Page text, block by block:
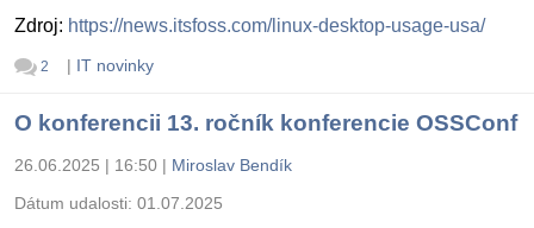
Zdroj: https://news.itsfoss.com/linux-desktop-usage-usa/
2 | IT novinky
O konferencii 13. ročník konferencie OSSConf
26.06.2025 | 16:50 | Miroslav Bendík
Dátum udalosti: 01.07.2025